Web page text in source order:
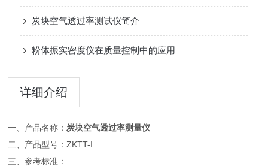
炭块空气透过率测试仪简介
粉体振实密度仪在质量控制中的应用
详细介绍
一、产品名称： 炭块空气透过率测量仪
二、产品型号：ZKTT-I
三、参考标准：